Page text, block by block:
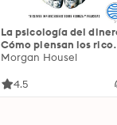
La psicología del
Cómo piensan los
18 claves
Morgan Housel
4.5